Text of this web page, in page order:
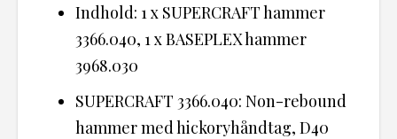
Indhold: 1 x SUPERCRAFT hammer
3366.040, 1 x BASEPLEX hammer
3968.030
SUPERCRAFT 3366.040: Non-rebound
hammer med hickoryhåndtag, D40